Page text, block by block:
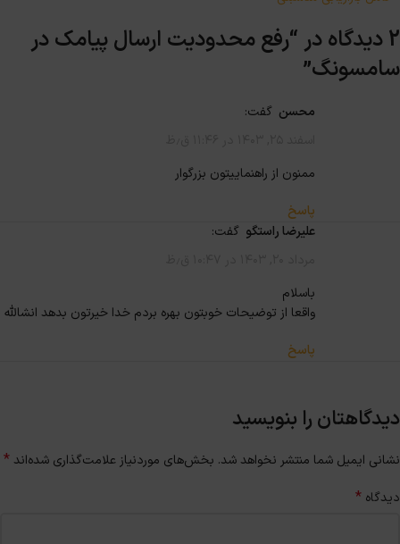
2 دیدگاه در “
رفع محدودیت ارسال پیامک در
سامسونگ”
محسن گفت:
ممنون از راهنماییتون بزرگوار
پاسخ
علیرضا راستگو گفت:
باسلام
واقعا از توضیحات خوبتون بهره بردم خدا خیرتون بدهد انشالله
پاسخ
دیدگاهتان را بنویسید
نشانی ایمیل شما منتشر نخواهد شد. بخش‌های موردنیاز علامت‌گذاری شده‌اند *
دیدگاه *